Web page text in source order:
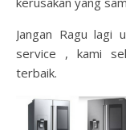
Jangan Ragu lagi
service , kami
terbaik.